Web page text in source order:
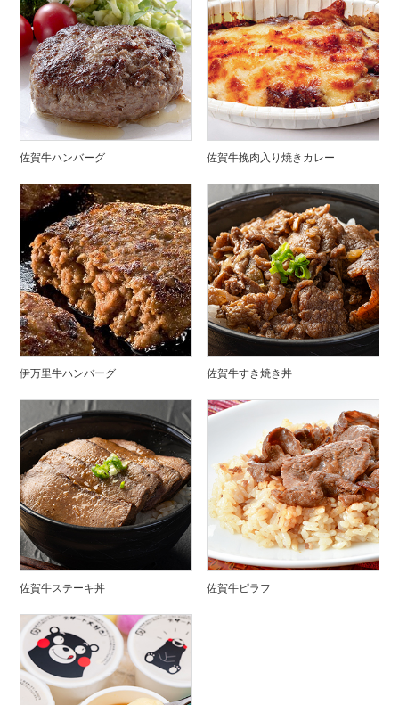
佐賀牛ハンバーグ 佐賀牛挽肉入り焼きカレー
伊万里牛ハンバーグ 佐賀牛すき焼き丼
佐賀牛ステーキ丼 佐賀牛ピラフ